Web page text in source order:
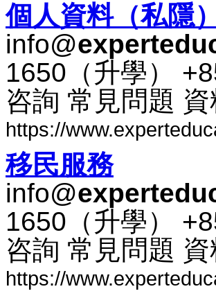
個人​資料​（​私​隱​
info@
1650​（​升​學​）
咨​詢 常​見​問題
https://
移民​服務
info@
1650​（​升​學​）
咨​詢 常​見​問題
https://